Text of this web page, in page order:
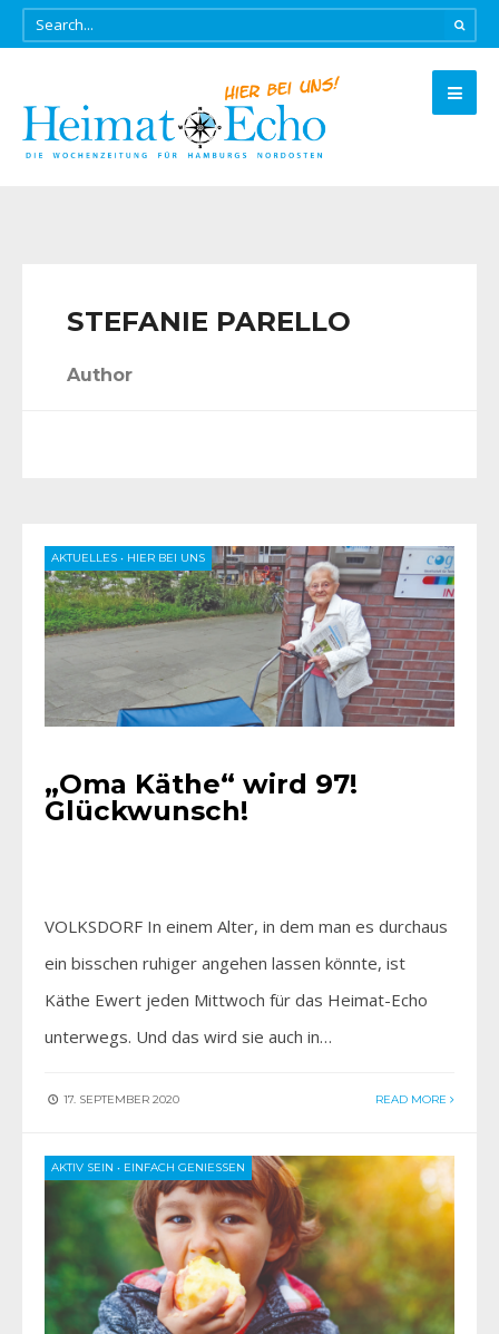
STEFANIE PARELLO
Author
AKTUELLES • HIER BEI UNS
„Oma Käthe“ wird 97!
Glückwunsch!
VOLKSDORF In einem Alter, in dem man es durchaus
ein bisschen ruhiger angehen lassen könnte, ist
Käthe Ewert jeden Mittwoch für das Heimat-Echo
unterwegs. Und das wird sie auch in…
17. SEPTEMBER 2020 READ MORE
AKTIV SEIN • EINFACH GENIESSEN